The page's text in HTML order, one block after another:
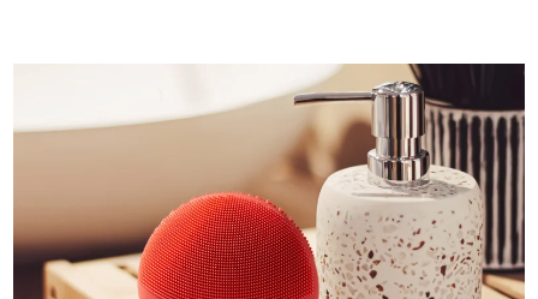
LUNA™ 4 mini
For young skin, T-zone
LUNA™ 4 go
For travel or gym bag
面部提拉護理
Premium anti-aging skincare
BEAR™ 設備
All premium facelift devices
UFO™ 3 mini
Red light therapy device for young skin
UFO™ 3 go
Portable red light therapy
issa™ 4 smile
Hybrid silicone sonic toothbrush
issa™ 4 baby
For ages 0-3
FAQ™ 101
Clinical anti-aging
FAQ™ 102
Advanced clinical anti-aging
FAQ™ 201
FAQ™ 202
LED mask
FAQ™ 301
LED hair strengthening scalp massager
肌膚年輕化
NEW
FAQ™ 501
Full-Spectrum Red Light Therapy
NEW
預計送達日期8/8/26
預計送達日期8/12/26
克羅埃西亞 預計送達日期 8/8/26
賽普勒斯 預計送達日期8/9/26